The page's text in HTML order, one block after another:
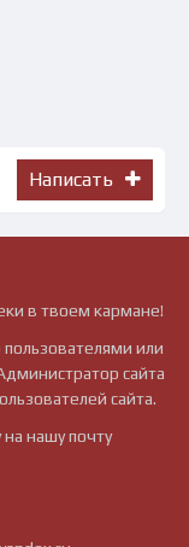
Написать
в твоем кармане!
или
сайта
сайта.
нашу почту